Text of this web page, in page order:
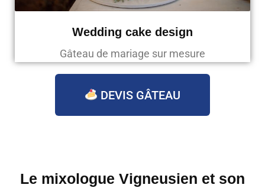
Wedding cake design
Gâteau de mariage sur mesure
DEVIS GÂTEAU
Le mixologue Vigneusien et son